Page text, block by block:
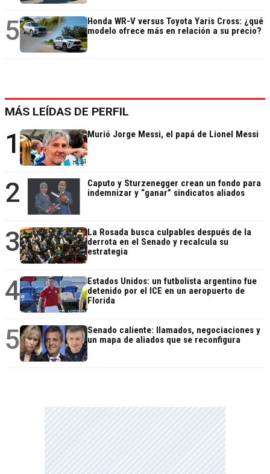
5
Honda WR-V versus Toyota Yaris Cross: ¿qué
modelo ofrece más en relación a su precio?
MÁS LEÍDAS DE PERFIL
1 Murió Jorge Messi, el papá de Lionel Messi
2
Caputo y Sturzenegger crean un fondo para
indemnizar y “ganar” sindicatos aliados
3
La Rosada busca culpables después de la
derrota en el Senado y recalcula su
estrategia
4
Estados Unidos: un futbolista argentino fue
detenido por el ICE en un aeropuerto de
Florida
5
Senado caliente: llamados, negociaciones y
un mapa de aliados que se reconfigura